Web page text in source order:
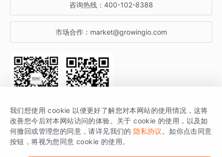
增长博客
开发者文档
SDK 文档
场景指南
增长大会
行业活动
咨询热线： 400-102-8388
市场合作： market@growingio.com
关注公众号 获取更多干货
GrowingIO 是专注于数据智能分析与增长的品牌，核心平台为 GrowingIO
分析云。
我们想使用 cookie 以便更好了解您对本网站的使用情况，这将
改善您今后对本网站访问的体验。关于 cookie 的使用，以及如
何撤回或管理您的同意，请详见我们的 隐私协议 。如你点击同意
按钮，将视为您同意 cookie 的使用。